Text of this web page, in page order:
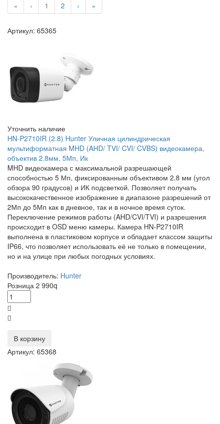
« ‹ 1 2 › »
Артикул: 65365
Уточнить наличие
HN-P2710IR (2.8) Hunter Уличная цилиндрическая
мультиформатная MHD (AHD/ TVI/ CVI/ CVBS) видеокамера,
объектив 2.8мм, 5Мп, Ик
MHD видеокамера с максимальной разрешающей
способностью 5 Мп, фиксированным объективом 2.8 мм (угол
обзора 90 градусов) и ИК подсветкой. Позволяет получать
высококачественное изображение в диапазоне разрешений от
2Мп до 5Мп как в дневное, так и в ночное время суток.
Переключение режимов работы (AHD/CVI/TVI) и разрешения
происходит в OSD меню камеры. Камера HN-P2710IR
выполнена в пластиковом корпусе и обладает классом защиты
IP66, что позволяет использовать её не только в помещении,
но и на улице при любых погодных условиях.
Производитель: Hunter
Розница 2 990q
В корзину
Артикул: 65368